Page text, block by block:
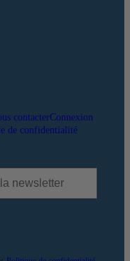
contacterConnexion
de confidentialité